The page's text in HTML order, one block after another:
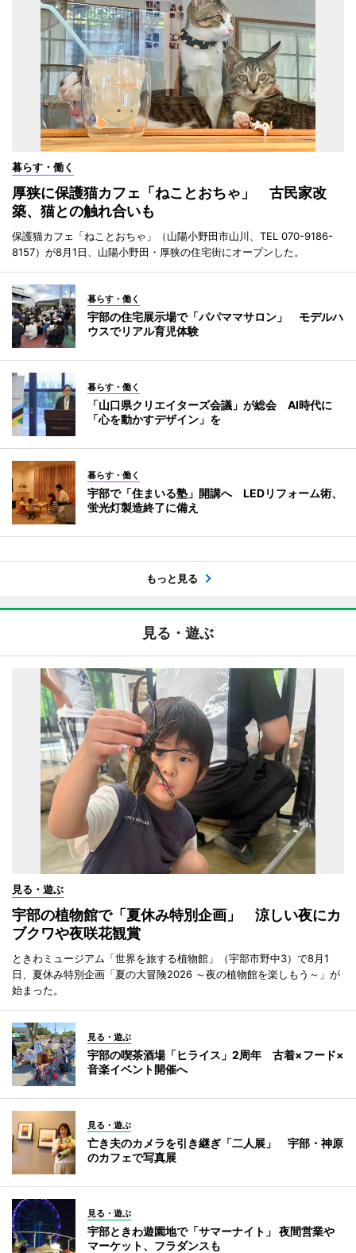
暮らす・働く
厚狭に保護猫カフェ「ねことおちゃ」 古民家改
築、猫との触れ合いも
保護猫カフェ「ねことおちゃ」（山陽小野田市山川、TEL 070-9186-
8157）が8月1日、山陽小野田・厚狭の住宅街にオープンした。
暮らす・働く
宇部の住宅展示場で「パパママサロン」 モデルハ
ウスでリアル育児体験
暮らす・働く
「山口県クリエイターズ会議」が総会 AI時代に
「心を動かすデザイン」を
暮らす・働く
宇部で「住まいる塾」開講へ LEDリフォーム術、
蛍光灯製造終了に備え
もっと見る
見る・遊ぶ
見る・遊ぶ
宇部の植物館で「夏休み特別企画」 涼しい夜にカ
ブクワや夜咲花観賞
ときわミュージアム「世界を旅する植物館」（宇部市野中3）で8月1
日、夏休み特別企画「夏の大冒険2026 ～夜の植物館を楽しもう～」が
始まった。
見る・遊ぶ
宇部の喫茶酒場「ヒライス」2周年 古着×フード×
音楽イベント開催へ
見る・遊ぶ
亡き夫のカメラを引き継ぎ「二人展」 宇部・神原
のカフェで写真展
見る・遊ぶ
宇部ときわ遊園地で「サマーナイト」 夜間営業や
マーケット、フラダンスも